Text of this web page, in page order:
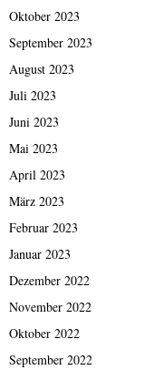
Oktober 2023
September 2023
August 2023
Juli 2023
Juni 2023
Mai 2023
April 2023
März 2023
Februar 2023
Januar 2023
Dezember 2022
November 2022
Oktober 2022
September 2022